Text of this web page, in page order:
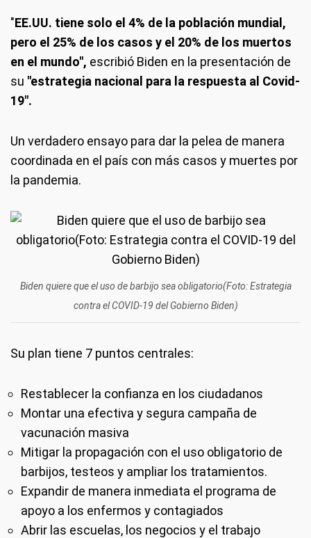
"EE.UU. tiene solo el 4% de la población mundial,
pero el 25% de los casos y el 20% de los muertos
en el mundo", escribió Biden en la presentación de
su "estrategia nacional para la respuesta al Covid-
19".
Un verdadero ensayo para dar la pelea de manera
coordinada en el país con más casos y muertes por
la pandemia.
Biden quiere que el uso de barbijo sea obligatorio(Foto: Estrategia
contra el COVID-19 del Gobierno Biden)
Su plan tiene 7 puntos centrales:
Restablecer la confianza en los ciudadanos
Montar una efectiva y segura campaña de
vacunación masiva
Mitigar la propagación con el uso obligatorio de
barbijos, testeos y ampliar los tratamientos.
Expandir de manera inmediata el programa de
apoyo a los enfermos y contagiados
Abrir las escuelas, los negocios y el trabajo